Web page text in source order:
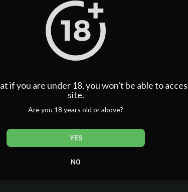
if you are under 18, you won't be able to
site.
Are you 18 years old or above?
YES
NO